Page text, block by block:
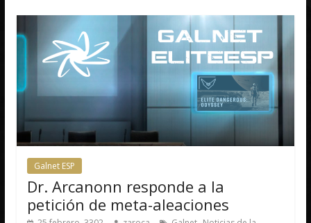
Galnet ESP
Dr. Arcanonn responde a la
petición de meta-aleaciones